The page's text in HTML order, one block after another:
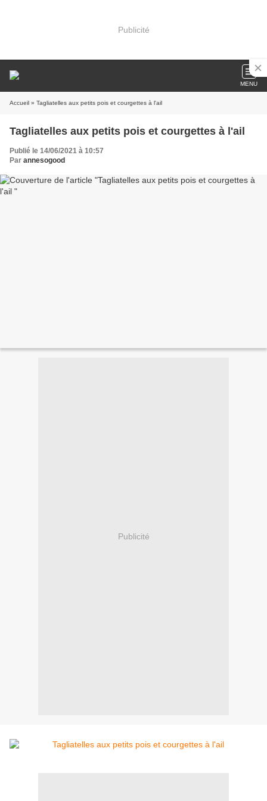
Publicité
MENU
Accueil » Tagliatelles aux petits pois et courgettes à l'ail
Tagliatelles aux petits pois et courgettes à l'ail
Publié le 14/06/2021 à 10:57
Par annesogood
Publicité